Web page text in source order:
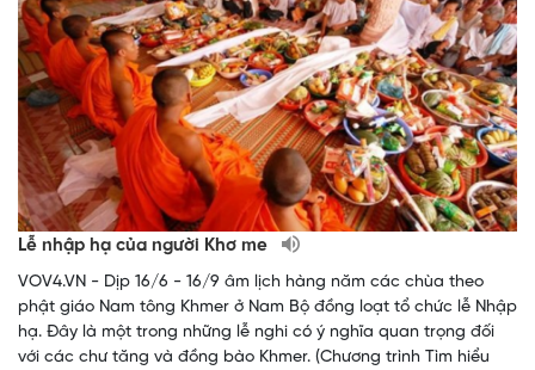
Lễ nhập hạ của người Khơ me
VOV4.VN - Dịp 16/6 - 16/9 âm lịch hàng năm các chùa theo
phật giáo Nam tông Khmer ở Nam Bộ đồng loạt tổ chức lễ Nhập
hạ. Đây là một trong những lễ nghi có ý nghĩa quan trọng đối
với các chư tăng và đồng bào Khmer. (Chương trình Tìm hiểu